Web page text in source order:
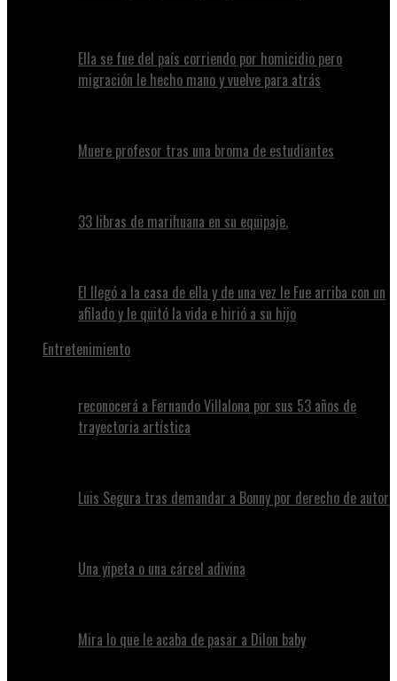
Ella se fue del país corriendo por homicidio pero
migración le hecho mano y vuelve para atrás
Muere profesor tras una broma de estudiantes
33 libras de marihuana en su equipaje.
El llegó a la casa de ella y de una vez le Fue arriba con un
afilado y le quitó la vida e hirió a su hijo
Entretenimiento
reconocerá a Fernando Villalona por sus 53 años de
trayectoria artística
Luis Segura tras demandar a Bonny por derecho de autor
Una yipeta o una cárcel adivina
Mira lo que le acaba de pasar a Dilon baby